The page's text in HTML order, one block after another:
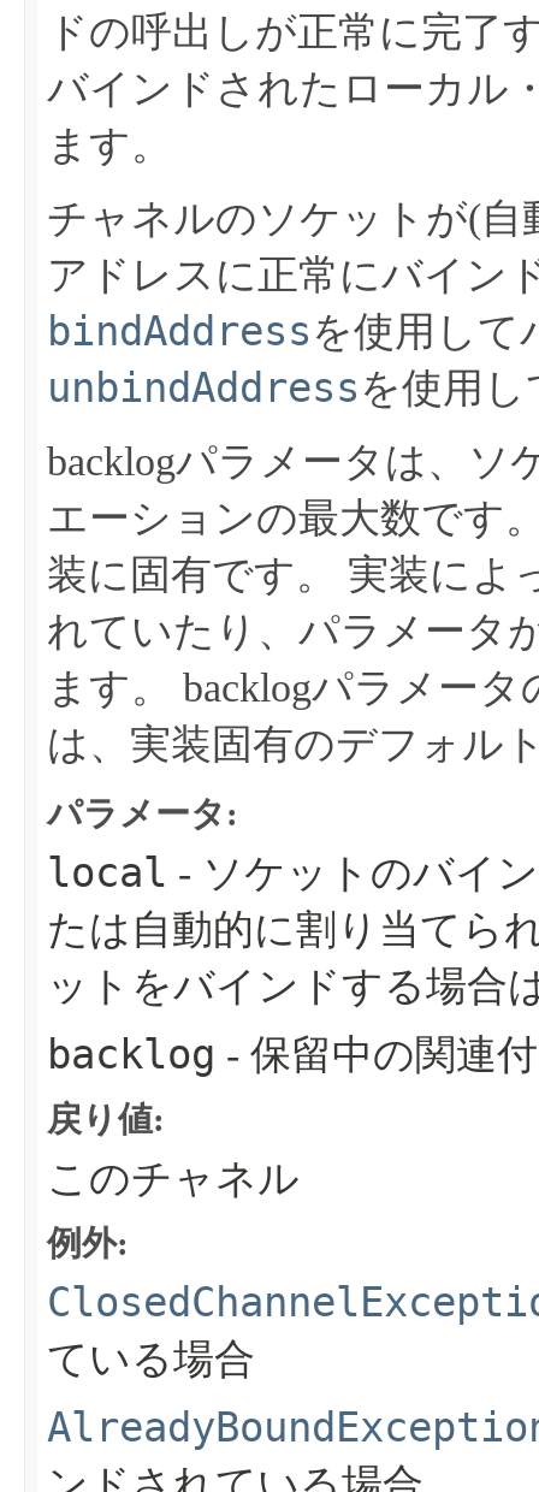
ドの呼出しが正常に完了
バインドされたローカル
ます。
チャネルのソケットが(
アドレスに正常にバイン
bindAddressを使用して
unbindAddressを使用
backlogパラメータは、ソ
エーションの最大数です
装に固有です。
実装によ
れていたり、パラメータ
ます。
backlogパラメータ
は、実装固有のデフォル
パラメータ:
local - ソケットのバイ
たは自動的に割り当てら
ットをバインドする場合
backlog - 保留中の関連
戻り値:
このチャネル
例外:
ている場合